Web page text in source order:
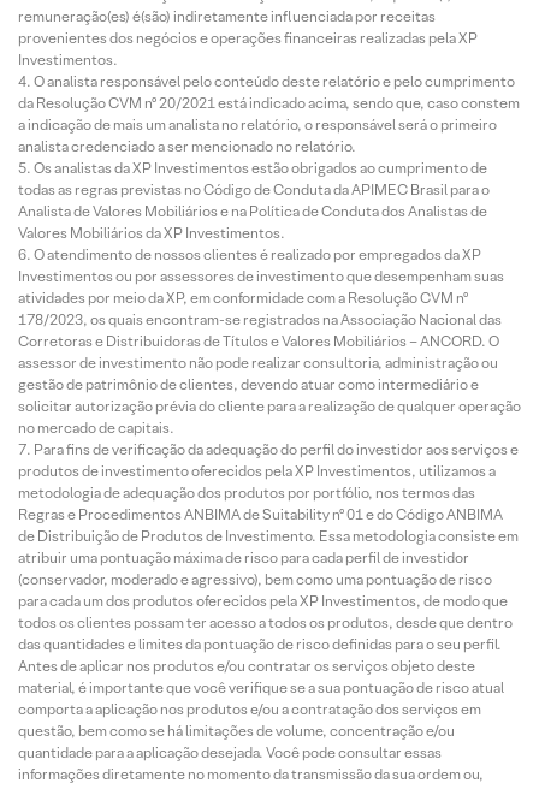
remuneração(es) é(são) indiretamente influenciada por receitas
provenientes dos negócios e operações financeiras realizadas pela XP
Investimentos.
O analista responsável pelo conteúdo deste relatório e pelo cumprimento
da Resolução CVM nº 20/2021 está indicado acima, sendo que, caso constem
a indicação de mais um analista no relatório, o responsável será o primeiro
analista credenciado a ser mencionado no relatório.
Os analistas da XP Investimentos estão obrigados ao cumprimento de
todas as regras previstas no Código de Conduta da APIMEC Brasil para o
Analista de Valores Mobiliários e na Política de Conduta dos Analistas de
Valores Mobiliários da XP Investimentos.
O atendimento de nossos clientes é realizado por empregados da XP
Investimentos ou por assessores de investimento que desempenham suas
atividades por meio da XP, em conformidade com a Resolução CVM nº
178/2023, os quais encontram-se registrados na Associação Nacional das
Corretoras e Distribuidoras de Títulos e Valores Mobiliários – ANCORD. O
assessor de investimento não pode realizar consultoria, administração ou
gestão de patrimônio de clientes, devendo atuar como intermediário e
solicitar autorização prévia do cliente para a realização de qualquer operação
no mercado de capitais.
Para fins de verificação da adequação do perfil do investidor aos serviços e
produtos de investimento oferecidos pela XP Investimentos, utilizamos a
metodologia de adequação dos produtos por portfólio, nos termos das
Regras e Procedimentos ANBIMA de Suitability nº 01 e do Código ANBIMA
de Distribuição de Produtos de Investimento. Essa metodologia consiste em
atribuir uma pontuação máxima de risco para cada perfil de investidor
(conservador, moderado e agressivo), bem como uma pontuação de risco
para cada um dos produtos oferecidos pela XP Investimentos, de modo que
todos os clientes possam ter acesso a todos os produtos, desde que dentro
das quantidades e limites da pontuação de risco definidas para o seu perfil.
Antes de aplicar nos produtos e/ou contratar os serviços objeto deste
material, é importante que você verifique se a sua pontuação de risco atual
comporta a aplicação nos produtos e/ou a contratação dos serviços em
questão, bem como se há limitações de volume, concentração e/ou
quantidade para a aplicação desejada. Você pode consultar essas
informações diretamente no momento da transmissão da sua ordem ou,